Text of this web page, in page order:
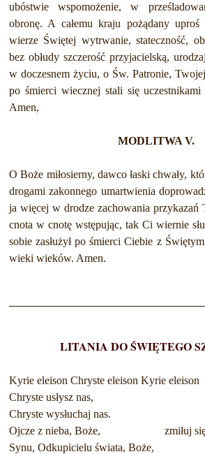
ubóstwie wspomożenie, w
obronę. A całemu kraju pożądany
wierze Świętej wytrwanie, stateczność,
bez obłudy szczerość przyjacielską,
w doczesnem życiu, o Św. Patronie,
po śmierci wiecznej stali się
Amen,
MODLITWA V.
O Boże miłosierny, dawco łaski chwały,
drogami zakonnego umartwienia
ja więcej w drodze zachowania przykazań
cnota w cnotę wstępując, tak Ci wiernie
sobie zasłużył po śmierci Ciebie z
wieki wieków. Amen.
LITANIA DO ŚWIĘTEGO
Kyrie eleison Chryste eleison Kyrie eleison
Chryste usłysz nas,
Chryste wysłuchaj nas.
Ojcze z nieba, Boże, zmiłuj się
Synu, Odkupicielu świata, Boże,